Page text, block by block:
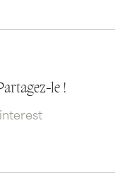
le !